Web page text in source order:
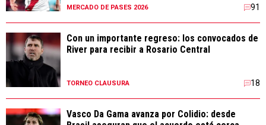
MERCADO DE PASES 2026 91
Con un importante regreso: los convocados de
River para recibir a Rosario Central
TORNEO CLAUSURA 18
Vasco Da Gama avanza por Colidio: desde